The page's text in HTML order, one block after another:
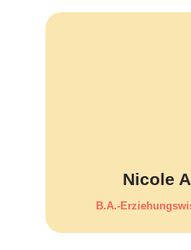
Nicole
B.A.-